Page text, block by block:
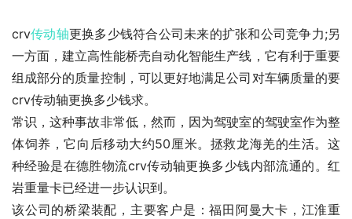
crv传动轴更换多少钱符合公司未来的扩张和公司竞争力;另
一方面，建立高性能桥壳自动化智能生产线，它有利于重要
组成部分的质量控制，可以更好地满足公司对车辆质量的要
crv传动轴更换多少钱求。
常识，这种事故非常低，然而，因为驾驶室的驾驶室作为整
体饲养，它向后移动大约50厘米。拯救龙海羌的生活。这
种经验是在德胜物流crv传动轴更换多少钱内部流通的。红
岩重量卡已经进一步认识到。
该公司的桥梁装配，主要客户是：福田阿曼大卡，江淮重